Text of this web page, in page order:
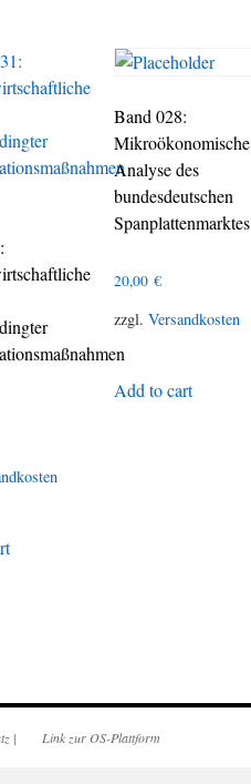
Band 028:
Mikroökonomische
Analyse des
bundesdeutschen
Spanplattenmarktes
20,00€
zzgl.Versandkosten
Add to cart
| Link zur OS-Plattform